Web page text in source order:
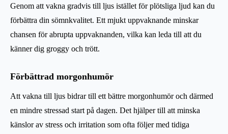
Genom att vakna gradvis till ljus istället för plötsliga ljud kan du
förbättra din sömnkvalitet. Ett mjukt uppvaknande minskar
chansen för abrupta uppvaknanden, vilka kan leda till att du
känner dig groggy och trött.
Förbättrad morgonhumör
Att vakna till ljus bidrar till ett bättre morgonhumör och därmed
en mindre stressad start på dagen. Det hjälper till att minska
känslor av stress och irritation som ofta följer med tidiga